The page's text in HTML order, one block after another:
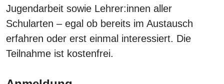
Jugendarbeit sowie Lehrer:innen aller
Schularten – egal ob bereits im Austausch
erfahren oder erst einmal interessiert. Die
Teilnahme ist kostenfrei.